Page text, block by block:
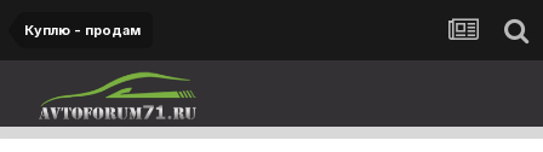
Куплю - продам